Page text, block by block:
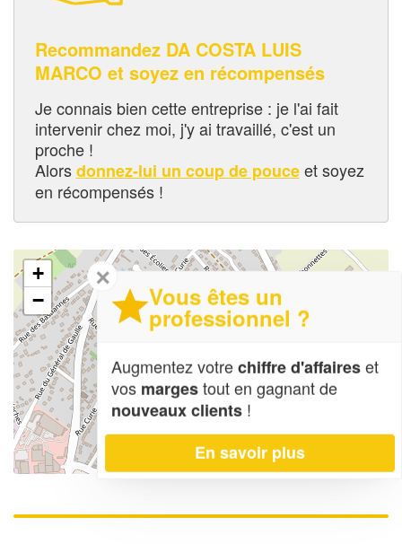
Recommandez DA COSTA LUIS
MARCO et soyez en récompensés
Je connais bien cette entreprise : je l'ai fait
intervenir chez moi, j'y ai travaillé, c'est un
proche !
Alorsdonnez-lui un coup de pouceet soyez
en récompensés !
+
−
OpenStreetMap contributors,
✕
Vous êtes un
professionnel ?
Augmentez votrechiffre d'affaireset
vos margestout en gagnant de
nouveaux clients !
En savoir plus